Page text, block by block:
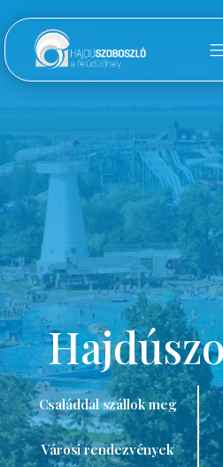
Családdal szállok meg
Városi rendezvények